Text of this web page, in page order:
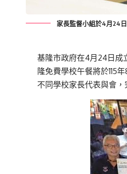
家長監督小組於4月24
基隆市政府在4月24日成
隆免費學校午餐將於115
不同學校家長代表與會，